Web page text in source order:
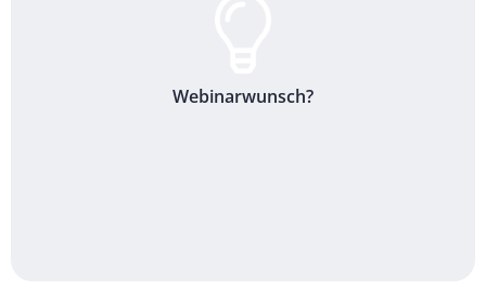
Webinarwunsch?